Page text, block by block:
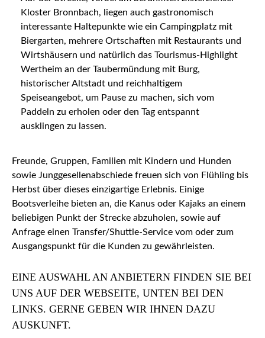
Kloster Bronnbach, liegen auch gastronomisch
interessante Haltepunkte wie ein Campingplatz mit
Biergarten, mehrere Ortschaften mit Restaurants und
Wirtshäusern und natürlich das Tourismus-Highlight
Wertheim an der Taubermündung mit Burg,
historischer Altstadt und reichhaltigem
Speiseangebot, um Pause zu machen, sich vom
Paddeln zu erholen oder den Tag entspannt
ausklingen zu lassen.
Freunde, Gruppen, Familien mit Kindern und Hunden
sowie Junggesellenabschiede freuen sich von Flühling bis
Herbst über dieses einzigartige Erlebnis. Einige
Bootsverleihe bieten an, die Kanus oder Kajaks an einem
beliebigen Punkt der Strecke abzuholen, sowie auf
Anfrage einen Transfer/Shuttle-Service vom oder zum
Ausgangspunkt für die Kunden zu gewährleisten.
EINE AUSWAHL AN ANBIETERN FINDEN SIE BEI
UNS AUF DER WEBSEITE, UNTEN BEI DEN
LINKS. GERNE GEBEN WIR IHNEN DAZU
AUSKUNFT.